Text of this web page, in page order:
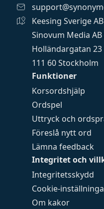
Funktioner
Korsordshjälp
Ordspel
Uttryck och
Föreslå nytt ord
Lämna feedback
Integritet och
Integritetsskydd
Cookie-
Om kakor
Keesing Sverige
Sinovum Media AB
Holländargatan 23
111 60 Stockholm